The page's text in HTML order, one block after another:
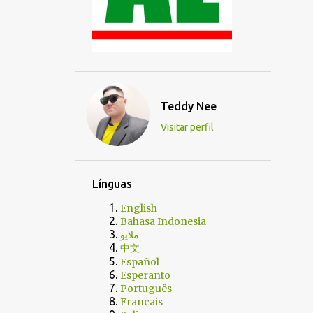
Teddy Nee
Visitar perfil
Línguas
English
Bahasa Indonesia
ملايو
中文
Español
Esperanto
Português
Français